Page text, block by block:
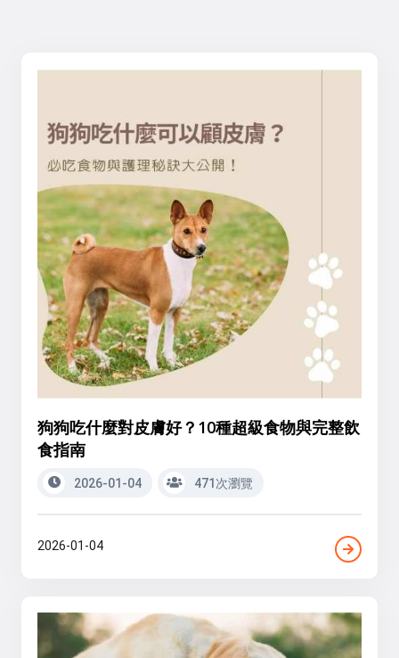
狗狗吃什麼對皮膚好？10種超級食物與完整飲
食指南
2026-01-04 471次瀏覽
2026-01-04